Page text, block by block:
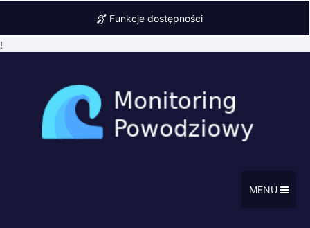
Funkcje dostępności
!
MENU